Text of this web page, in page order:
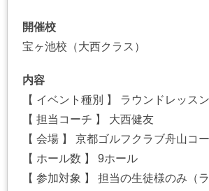
開催校
宝ヶ池校（大西クラス）
内容
【 イベント種別 】 ラウンドレッスン
【 担当コーチ 】 大西健友
【 会場 】 京都ゴルフクラブ舟山コ
【 ホール数 】 9ホール
【 参加対象 】 担当の生徒様のみ（